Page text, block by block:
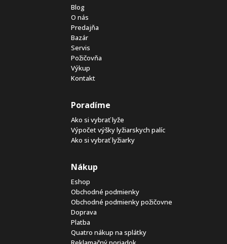
Blog
O nás
Predajňa
Bazár
Servis
Požičovňa
Výkup
Kontakt
Poradíme
Ako si vybrať lyže
Výpočet výšky lyžiarskych palíc
Ako si vybrať lyžiarky
Nákup
Eshop
Obchodné podmienky
Obchodné podmienky požičovne
Doprava
Platba
Quatro nákup na splátky